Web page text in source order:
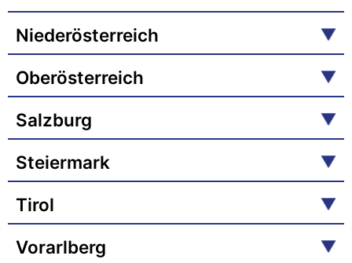
Niederösterreich
Oberösterreich
Salzburg
Steiermark
Tirol
Vorarlberg